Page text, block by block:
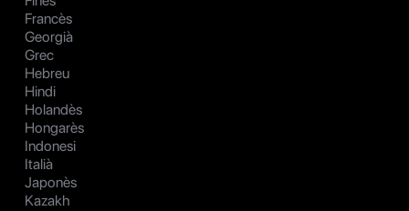
Francès
Georgià
Grec
Hebreu
Hindi
Holandès
Hongarès
Indonesi
Italià
Japonès
Kazakh